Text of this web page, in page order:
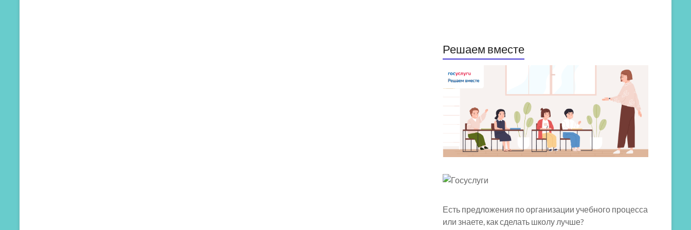
Решаем вместе
Есть предложения по организации учебного процесса
или знаете, как сделать школу лучше?